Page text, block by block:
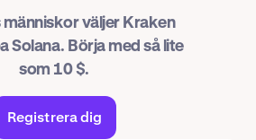
människor väljer Kraken
Solana. Börja med så lite
som 10 $.
Registrera dig